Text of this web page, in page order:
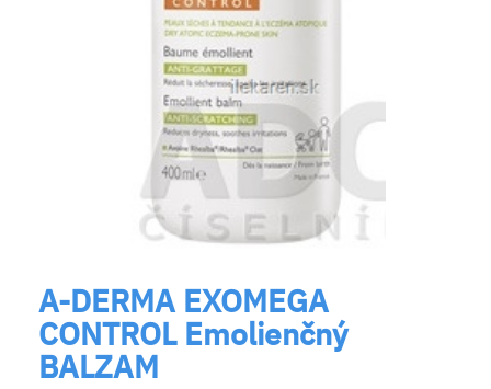
A-DERMA EXOMEGA
CONTROL Emolienčný
BALZAM